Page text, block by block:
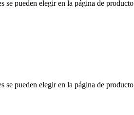
se pueden elegir en la página de producto
se pueden elegir en la página de producto